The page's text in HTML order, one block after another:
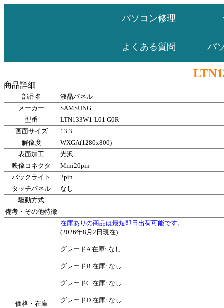
パソコン修理
よくある質問 パ
商品詳細
部品名
液晶パネル
メーカー
SAMSUNG
型番
LTN133W1-L01 G0R
画面サイズ
13.3
解像度
WXGA(1280x800)
表面加工
光沢
映像コネクタ
Mini20pin
バックライト
2pin
タッチパネル
なし
駆動方式
備考・その他特徴
価格・在庫
在庫ありの商品は最短即日出荷可能です。
(2026年8月2日現在)
グレードA 在庫: なし
グレードB 在庫: なし
グレードC 在庫: なし
グレードD 在庫: なし